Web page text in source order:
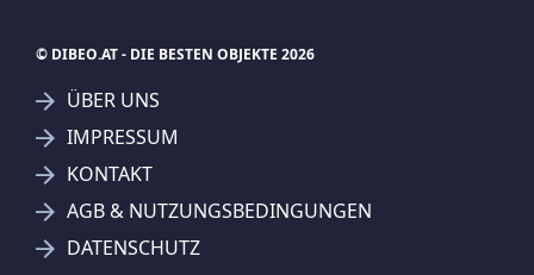
© DIBEO.AT - DIE BESTEN OBJEKTE 2026
ÜBER UNS
IMPRESSUM
KONTAKT
AGB & NUTZUNGSBEDINGUNGEN
DATENSCHUTZ